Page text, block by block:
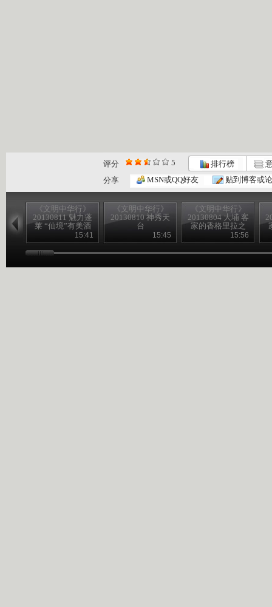
评分 5 排行榜
分享
MSN或QQ好友 贴到博客或
《文明中华行》
20130811 魅力蓬
莱 “仙境”有美酒
15:41
《文明中华行》
20130810 神秀天
台
15:45
《文明中华行》
20130804 大埔 客
家的香格里拉之
无限大埔15:56